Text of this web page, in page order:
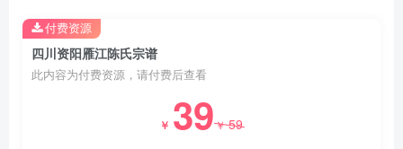
四川资阳雁江陈氏宗谱
此内容为付费资源，请付费后查看
￥ 39￥59
付费资源